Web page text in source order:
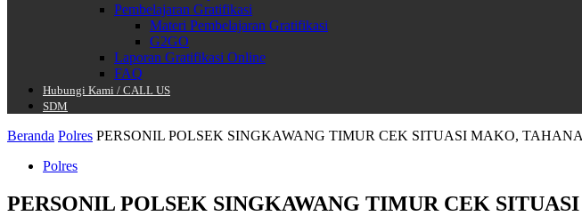
Pembelajaran Gratifikasi
Materi Pembelajaran Gratifikasi
G2GO
Laporan Gratifikasi Online
FAQ
Hubungi Kami / CALL US
SDM
Beranda Polres PERSONIL POLSEK SINGKAWANG TIMUR CEK SITUASI MAKO,
Polres
PERSONIL POLSEK SINGKAWANG TIMUR CEK